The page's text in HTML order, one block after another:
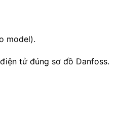
model).
tử đúng sơ đồ Danfoss.